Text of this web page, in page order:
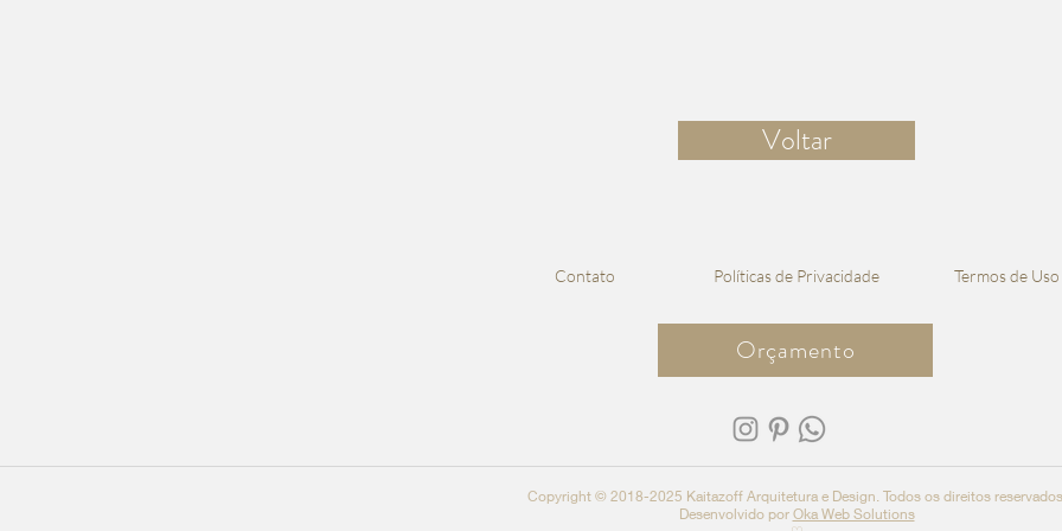
Voltar
Contato Políticas de Privacidade Termos de Uso
Orçamento
Copyright © 2018-2025 Kaitazoff Arquitetura e Design. Todos os direitos
Desenvolvido por Oka Web Solutions